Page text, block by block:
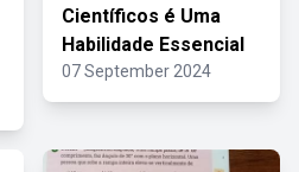
Científicos é Uma
Habilidade Essencial
07 September 2024